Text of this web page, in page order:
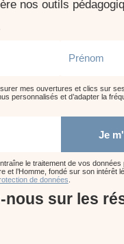
nos outils
mes ouvertures et clics sur
personnalisés et d’adapter la
Je
le traitement de vos données
et l’Homme, fondé sur son intérêt
de données
nous sur les